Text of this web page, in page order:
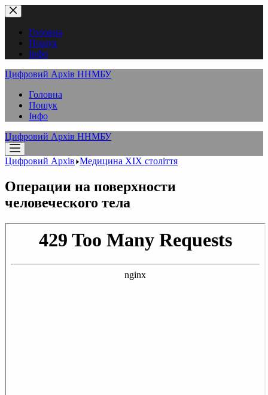
Перейти
до
вмістуГоловна
Пошук
Інфо
Цифровий Архів ННМБУ
Головна
Пошук
Інфо
Цифровий Архів ННМБУ
Цифровий Архів Медицина XІX століття
Операции на поверхности
человеческого тела